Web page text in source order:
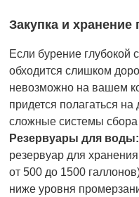
Закупка и
Если бурение
обходится слишком
невозможно на вашем
придется полагаться
сложные системы
Резервуары для воды:
резервуар для
от 500 до 1500
ниже уровня